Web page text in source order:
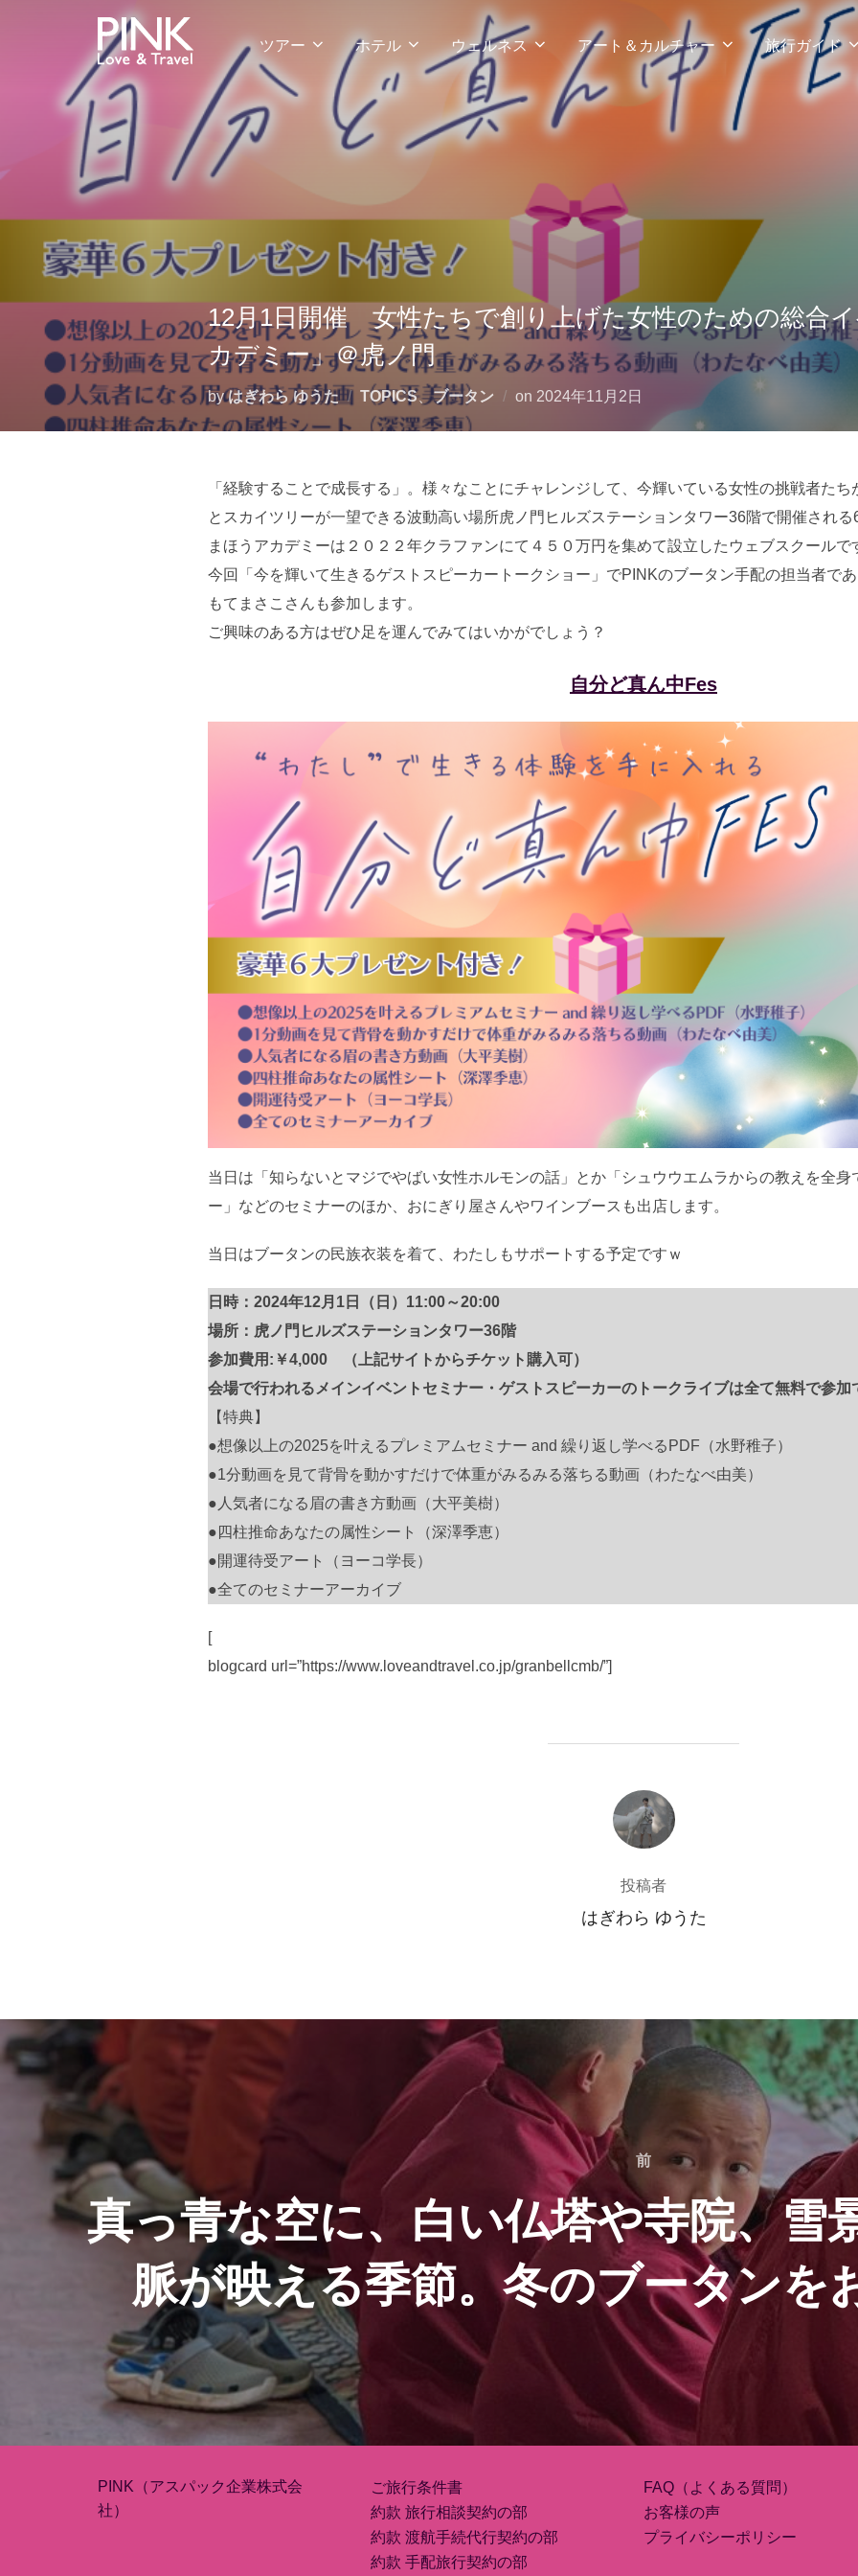
ス
ツアー ホテル ウェルネス アート＆カルチャー 旅行ガイド
12月1日開催 女性たちで創り上げた女性のための総合
カデミー」＠虎ノ門
byはぎわら ゆうた TOPICS、ブータン on 投
2024年11月2日
「経験することで成長する」。様々なことにチャレンジして、今輝いている女性の挑戦者た
とスカイツリーが一望できる波動高い場所虎ノ門ヒルズステーションタワー36階で開催される
まほうアカデミーは２０２２年クラファンにて４５０万円を集めて設立したウェブスクールで
今回「今を輝いて生きるゲストスピーカートークショー」でPINKのブータン手配の担当者で
もてまさこさんも参加します。
ご興味のある方はぜひ足を運んでみてはいかがでしょう？
自分ど真ん中Fes
当日は「知らないとマジでやばい女性ホルモンの話」とか「シュウウエムラからの教えを全身
ー」などのセミナーのほか、おにぎり屋さんやワインブースも出店します。
当日はブータンの民族衣装を着て、わたしもサポートする予定ですｗ
日時：2024年12月1日（日）11:00～20:00
場所：虎ノ門ヒルズステーションタワー36階
参加費用:￥4,000 （上記サイトからチケット購入可）
会場で行われるメインイベントセミナー・ゲストスピーカーのトークライブは全て無料で参加
【特典】
●想像以上の2025を叶えるプレミアムセミナー and 繰り返し学べるPDF（水野稚子）
●1分動画を見て背骨を動かすだけで体重がみるみる落ちる動画（わたなべ由美）
●人気者になる眉の書き方動画（大平美樹）
●四柱推命あなたの属性シート（深澤季恵）
●開運待受アート（ヨーコ学長）
●全てのセミナーアーカイブ
[
blogcard url=”https://www.loveandtravel.co.jp/granbellcmb/”]
投稿者
投稿者
はぎわら ゆうた
投
稿
前
前
真っ青な空に、白い仏塔や寺院、雪
脈が映える季節。冬のブータンを
PINK（アスパック企業株式会
社）
ご旅行条件書
約款 旅行相談契約の部
約款 渡航手続代行契約の部
約款 手配旅行契約の部
FAQ（よくある質問）
お客様の声
プライバシーポリシー